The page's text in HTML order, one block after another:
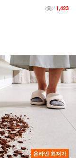
1,423
온라인 최저가